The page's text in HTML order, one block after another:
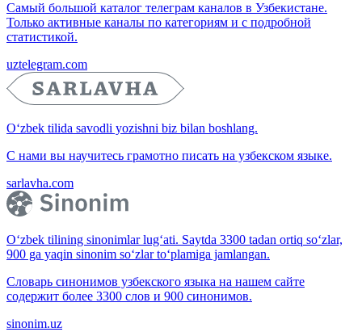
Самый большой каталог телеграм каналов в Узбекистане.
Только активные каналы по категориям и с подробной
статистикой.
uztelegram.com
O‘zbek tilida savodli yozishni biz bilan boshlang.
С нами вы научитесь грамотно писать на узбекском языке.
sarlavha.com
O‘zbek tilining sinonimlar lug‘ati. Saytda 3300 tadan ortiq so‘zlar,
900 ga yaqin sinonim so‘zlar to‘plamiga jamlangan.
Словарь синонимов узбекского языка на нашем сайте
содержит более 3300 слов и 900 синонимов.
sinonim.uz